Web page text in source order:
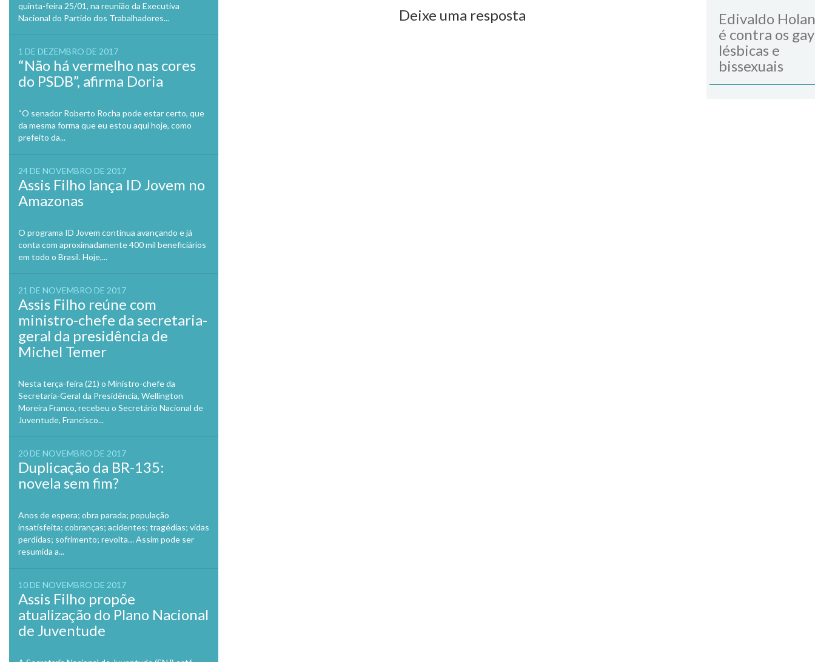
quinta-feira 25/01, na reunião da Executiva
Nacional do Partido dos Trabalhadores...
1 DE DEZEMBRO DE 2017
“Não há vermelho nas cores
do PSDB”, afirma Doria
“O senador Roberto Rocha pode estar certo, que
da mesma forma que eu estou aqui hoje, como
prefeito da...
24 DE NOVEMBRO DE 2017
Assis Filho lança ID Jovem no
Amazonas
O programa ID Jovem continua avançando e já
conta com aproximadamente 400 mil beneficiários
em todo o Brasil. Hoje,...
21 DE NOVEMBRO DE 2017
Assis Filho reúne com
ministro-chefe da secretaria-
geral da presidência de
Michel Temer
Nesta terça-feira (21) o Ministro-chefe da
Secretaria-Geral da Presidência, Wellington
Moreira Franco, recebeu o Secretário Nacional de
Juventude, Francisco...
20 DE NOVEMBRO DE 2017
Duplicação da BR-135:
novela sem fim?
Anos de espera; obra parada; população
insatisfeita; cobranças; acidentes; tragédias; vidas
perdidas; sofrimento; revolta… Assim pode ser
resumida a...
10 DE NOVEMBRO DE 2017
Assis Filho propõe
atualização do Plano Nacional
de Juventude
Deixe uma resposta
Edivaldo
é contra os
lésbicas e
bissexuais